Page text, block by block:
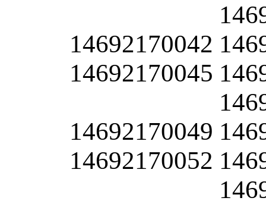
14692170042
14692170045
14692170049
14692170052